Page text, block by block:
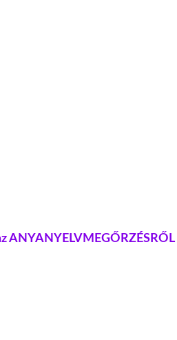
ANYANYELVMEGŐRZÉSRŐL